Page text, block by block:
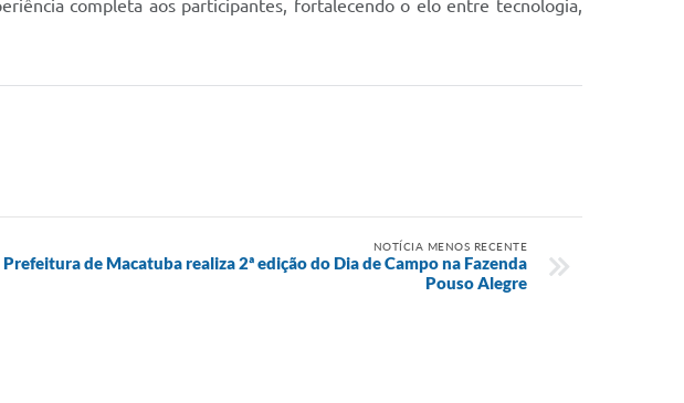
completa aos participantes, fortalecendo o elo entre tecnologia,
NOTÍCIA MENOS RECENTE
Prefeitura de Macatuba realiza 2ª edição do Dia de Campo na Fazenda
Pouso Alegre